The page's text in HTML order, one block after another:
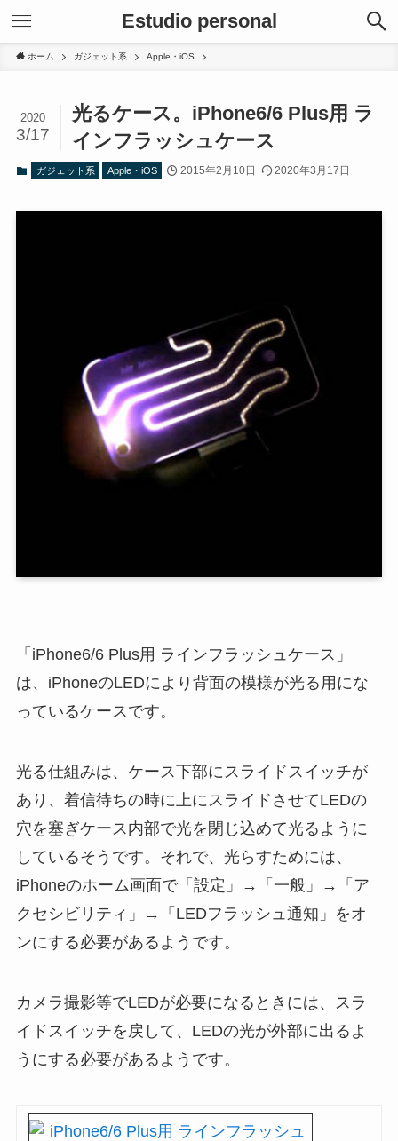
Estudio personal
ホーム ガジェット系 Apple・iOS
光るケース。iPhone6/6 Plus用 ラ
インフラッシュケース
2020
3/17
ガジェット系 Apple・iOS 2015年2月10日 2020年3月17日
「iPhone6/6 Plus用 ラインフラッシュケース」
は、iPhoneのLEDにより背面の模様が光る用にな
っているケースです。
光る仕組みは、ケース下部にスライドスイッチが
あり、着信待ちの時に上にスライドさせてLEDの
穴を塞ぎケース内部で光を閉じ込めて光るように
しているそうです。それで、光らすためには、
iPhoneのホーム画面で「設定」→「一般」→「ア
クセシビリティ」→「LEDフラッシュ通知」をオ
ンにする必要があるようです。
カメラ撮影等でLEDが必要になるときには、スラ
イドスイッチを戻して、LEDの光が外部に出るよ
うにする必要があるようです。